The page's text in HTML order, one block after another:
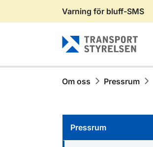
Gå till sidans innehåll
Varning för bluff-SMS
Om oss Pressrum
Pressrum